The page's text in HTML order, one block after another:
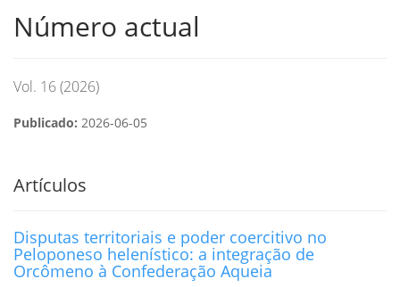
Número actual
Vol. 16 (2026)
Publicado: 2026-06-05
Artículos
Disputas territoriais e poder coercitivo no
Peloponeso helenístico: a integração de
Orcômeno à Confederação Aqueia